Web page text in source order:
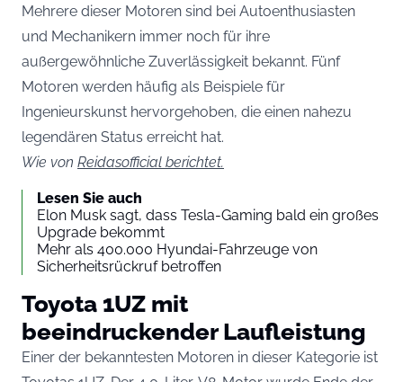
Mehrere dieser Motoren sind bei Autoenthusiasten
und Mechanikern immer noch für ihre
außergewöhnliche Zuverlässigkeit bekannt. Fünf
Motoren werden häufig als Beispiele für
Ingenieurskunst hervorgehoben, die einen nahezu
legendären Status erreicht hat.
Wie von Reidasofficial berichtet.
Lesen Sie auch
Elon Musk sagt, dass Tesla-Gaming bald ein großes
Upgrade bekommt
Mehr als 400.000 Hyundai-Fahrzeuge von
Sicherheitsrückruf betroffen
Toyota 1UZ mit
beeindruckender Laufleistung
Einer der bekanntesten Motoren in dieser Kategorie ist